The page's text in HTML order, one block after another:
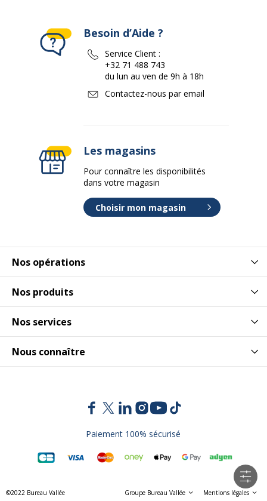
Nos opérations
Nos produits
Nos services
Nous connaître
Besoin d’Aide ?
Service Client :
+32 71 488 743
du lun au ven de 9h à 18h
Contactez-nous par email
Les magasins
Pour connaître les disponibilités
dans votre magasin
Choisir mon magasin
Paiement 100% sécurisé
©2022 Bureau Vallée Groupe Bureau Vallée Mentions légales